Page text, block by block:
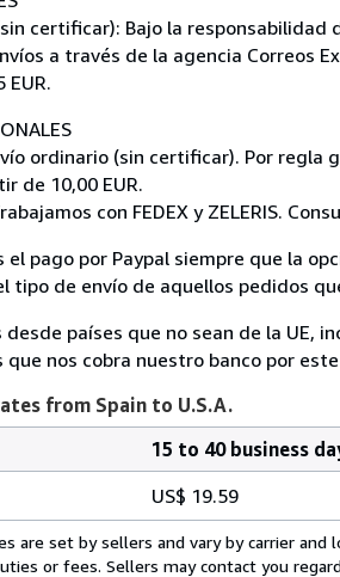
certificar): Bajo la responsabilidad
a través de la agencia Correos
EUR.
ordinario (sin certificar). Por
de 10,00 EUR.
con FEDEX y ZELERIS.
el pago por Paypal siempre que la
tipo de envío de aquellos pedidos
desde países que no sean de la UE,
que nos cobra nuestro banco por
from Spain to U.S.A.
15 to 40 business
US$ 19.59
are set by sellers and vary by carrier
or fees. Sellers may contact you